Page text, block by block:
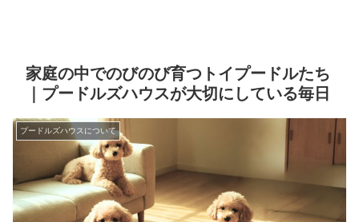
家庭の中でのびのび育つトイプードルたち
｜プードルズハウスが大切にしている毎日
プードルズハウスについて